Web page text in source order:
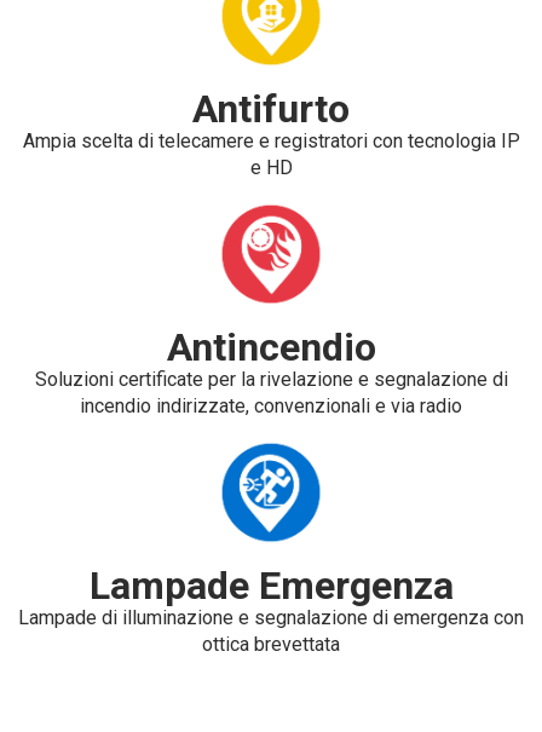
Antifurto
Ampia scelta di telecamere e registratori con tecnologia IP
e HD
Antincendio
Soluzioni certificate per la rivelazione e segnalazione di
incendio indirizzate, convenzionali e via radio
Lampade Emergenza
Lampade di illuminazione e segnalazione di emergenza con
ottica brevettata